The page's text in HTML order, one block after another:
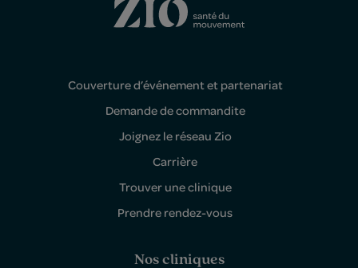
Couverture d’événement et partenariat
Demande de commandite
Joignez le réseau Zio
Carrière
Trouver une clinique
Prendre rendez-vous
Nos cliniques